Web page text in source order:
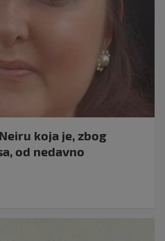
koja je, zbog
od nedavno